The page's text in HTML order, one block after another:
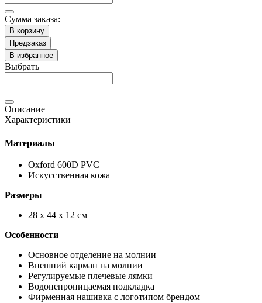
Сумма заказа:
В корзину
Предзаказ
В избранное
Выбрать
Описание
Характеристики
Материалы
Oxford 600D PVC
Искусственная кожа
Размеры
28 х 44 х 12 см
Особенности
Основное отделение на молнии
Внешний карман на молнии
Регулируемые плечевые лямки
Водонепроницаемая подкладка
Фирменная нашивка с логотипом брендом